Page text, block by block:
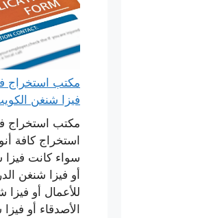
فيزا شنغن
مكتب استخراج
استخراج كافة
سواء كانت فيزا
أو فيزا شنغن
للأعمال أو فيزا
الأصدقاء أو